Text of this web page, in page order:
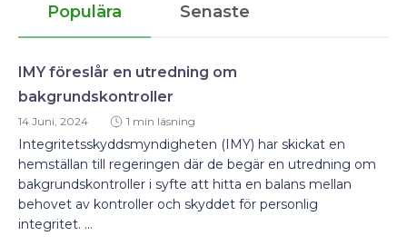
Populära Senaste
IMY föreslår en utredning om
bakgrundskontroller
14 Juni, 2024 1 min läsning
Integritetsskyddsmyndigheten (IMY) har skickat en
hemställan till regeringen där de begär en utredning om
bakgrundskontroller i syfte att hitta en balans mellan
behovet av kontroller och skyddet för personlig
integritet. ...